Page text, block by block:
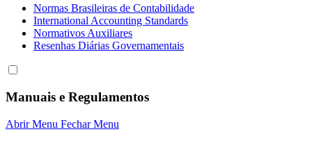
Normas Brasileiras de Contabilidade
International Accounting Standards
Normativos Auxiliares
Resenhas Diárias Governamentais
Manuais e Regulamentos
Abrir Menu Fechar Menu